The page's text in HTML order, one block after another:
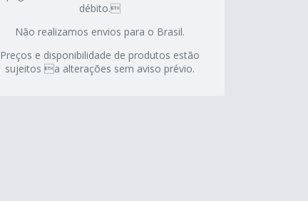
débito.
Não realizamos envios para o Brasil.
Preços e disponibilidade de produtos estão
sujeitos a alterações sem aviso prévio.